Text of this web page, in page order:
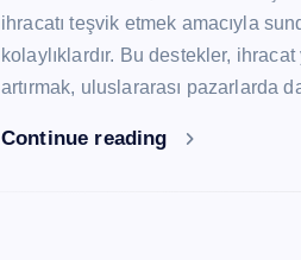
ihracatı teşvik etmek amacıyla
kolaylıklardır. Bu destekler,
artırmak, uluslararası pazarlarda
Continue reading